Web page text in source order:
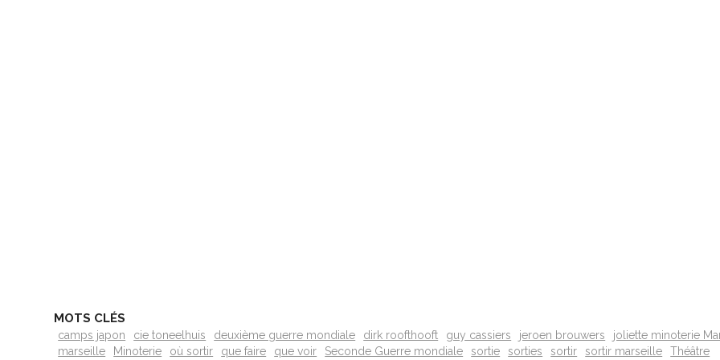
MOTS CLÉS
camps japon cie toneelhuis deuxième guerre mondiale dirk roofthooft guy cassiers jeroen brouwers
joliette minoterie
marseille
Minoterie où sortir que faire que voir Seconde Guerre mondiale sortie sorties sortir sortir marseille Théâtre